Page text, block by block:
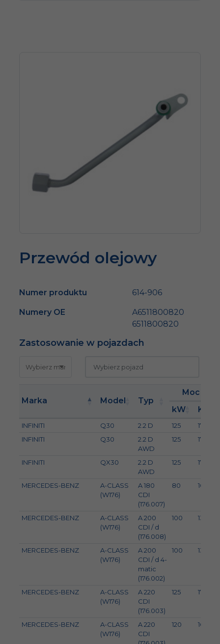
Przewód olejowy
Numer produktu 614-906
Numery OE
A6511800820
6511800820
Zastosowanie w pojazdach
Marka Model Typ
Moc
kW
KM
INFINITI Q30 2.2 D 125
170
INFINITI
Q30
2.2 D
AWD
125 170
INFINITI QX30
2.2 D
AWD
125 170
MERCEDES-BENZ
A-CLASS
(W176)
A 180
CDI
(176.007)
80 109
MERCEDES-BENZ
A-CLASS
(W176)
A 200
CDI / d
(176.008)
100 136
MERCEDES-BENZ
A-CLASS
(W176)
A 200
CDI / d 4-
matic
(176.002)
100 136
MERCEDES-BENZ
A-CLASS
(W176)
A 220
CDI
(176.003)
125 170
MERCEDES-BENZ
A-CLASS
(W176)
A 220
CDI
120 163